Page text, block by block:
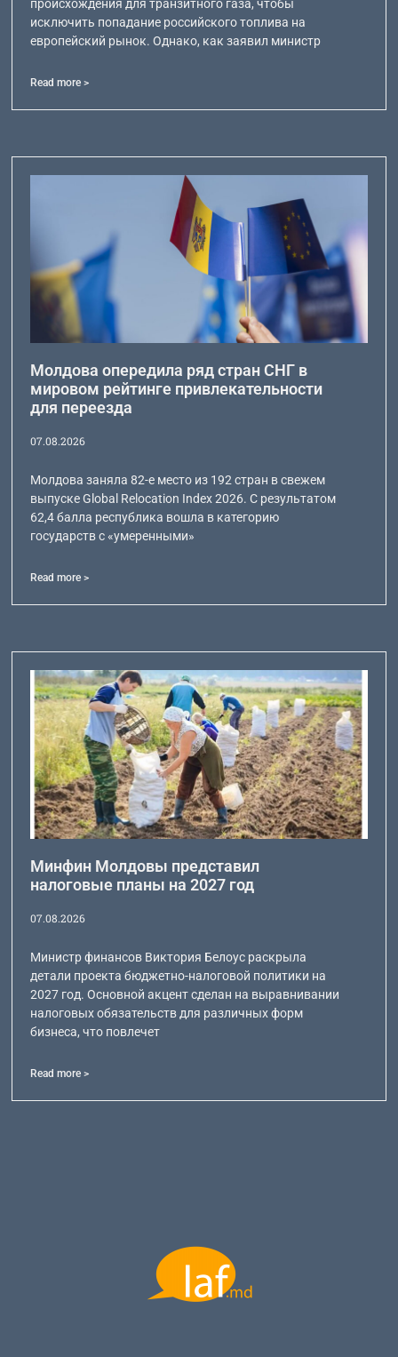
происхождения для транзитного газа, чтобы
исключить попадание российского топлива на
европейский рынок. Однако, как заявил министр
Read more >
Молдова опередила ряд стран СНГ в
мировом рейтинге привлекательности
для переезда
07.08.2026
Молдова заняла 82-е место из 192 стран в свежем
выпуске Global Relocation Index 2026. С результатом
62,4 балла республика вошла в категорию
государств с «умеренными»
Read more >
Минфин Молдовы представил
налоговые планы на 2027 год
07.08.2026
Министр финансов Виктория Белоус раскрыла
детали проекта бюджетно-налоговой политики на
2027 год. Основной акцент сделан на выравнивании
налоговых обязательств для различных форм
бизнеса, что повлечет
Read more >